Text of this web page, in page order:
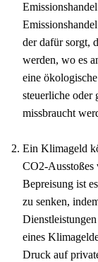
der dafür sorgt,
werden, wo es
eine
steuerliche oder
missbraucht
Ein Klimageld
CO2-
Bepreisung ist
zu senken,
eines
Druck auf